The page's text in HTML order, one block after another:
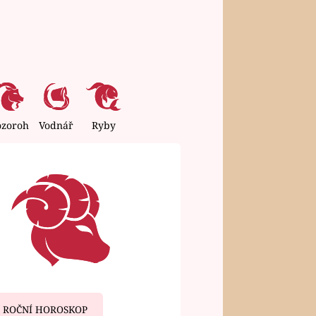
Vodnář Ryby
ROČNÍ HOROSKOP